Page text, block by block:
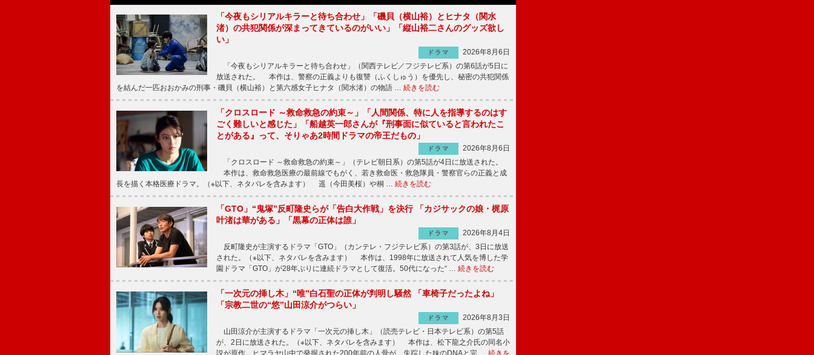
「今夜もシリアルキラーと待ち合わせ」「磯貝（横山裕）とヒナタ（関水
渚）の共犯関係が深まってきているのがいい」「縦山裕二さんのグッズ欲し
い」
ドラマ
2026年8月6日
「今夜もシリアルキラーと待ち合わせ」（関西テレビ／フジテレビ系）の第6話が5日に
放送された。 本作は、警察の正義よりも復讐（ふくしゅう）を優先し、秘密の共犯関係
を結んだ一匹おおかみの刑事・磯貝（横山裕）と第六感女子ヒナタ（関水渚）の物語 … 続きを読む
「クロスロード ～救命救急の約束～」「人間関係、特に人を指導するのはす
ごく難しいと感じた」「船越英一郎さんが『刑事面に似ていると言われたこ
とがある』って、そりゃあ2時間ドラマの帝王だもの」
ドラマ
2026年8月6日
「クロスロード ～救命救急の約束～」（テレビ朝日系）の第5話が4日に放送された。
本作は、救命救急医療の最前線でもがく、若き救命医・救急隊員・警察官らの正義と成
長を描く本格医療ドラマ。（※以下、ネタバレを含みます） 遥（今田美桜）や桐 … 続きを読む
「GTO」“鬼塚”反町隆史らが「告白大作戦」を決行 「カジサックの娘・梶原
叶渚は華がある」「黒幕の正体は誰」
ドラマ
2026年8月4日
反町隆史が主演するドラマ「GTO」（カンテレ・フジテレビ系）の第3話が、3日に放送
された。（※以下、ネタバレを含みます） 本作は、1998年に放送されて人気を博した学
園ドラマ「GTO」が28年ぶりに連続ドラマとして復活。50代になった“ … 続きを読む
「一次元の挿し木」“唯”白石聖の正体が判明し騒然 「車椅子だったよね」
「宗教二世の“悠”山田涼介がつらい」
ドラマ
2026年8月3日
山田涼介が主演するドラマ「一次元の挿し木」（読売テレビ・日本テレビ系）の第5話
が、2日に放送された。（※以下、ネタバレを含みます） 本作は、松下龍之介氏の同名小
説が原作。ヒマラヤ山中で発掘された200年前の人骨が、失踪した妹のDNAと完 … 続きを